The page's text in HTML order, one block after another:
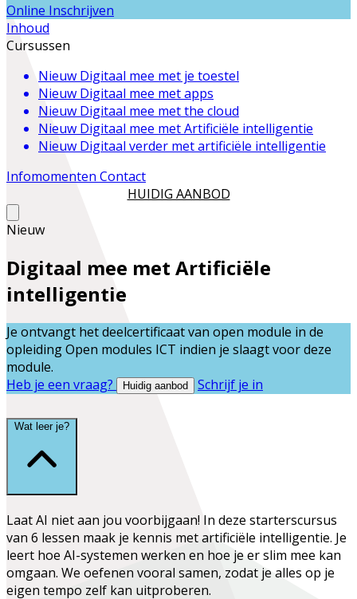
Online Inschrijven
Inhoud
Cursussen
Nieuw Digitaal mee met je toestel
Nieuw Digitaal mee met apps
Nieuw Digitaal mee met the cloud
Nieuw Digitaal mee met Artificiële intelligentie
Nieuw Digitaal verder met artificiële intelligentie
Infomomenten Contact
HUIDIG AANBOD
Nieuw
Digitaal mee met Artificiële
intelligentie
Je ontvangt het deelcertificaat van open module in de
opleidingOpen modules ICT indien je slaagt voor deze
module.
Heb je een vraag?
Huidig aanbod Schrijf je in
Wat leer je?
Laat AI niet aan jou voorbijgaan! In deze starterscursus
van 6 lessen maak je kennis met artificiële intelligentie. Je
leert hoe AI-systemen werken en hoe je er slim mee kan
omgaan. We oefenen vooral samen, zodat je alles op je
eigen tempo zelf kan uitproberen.